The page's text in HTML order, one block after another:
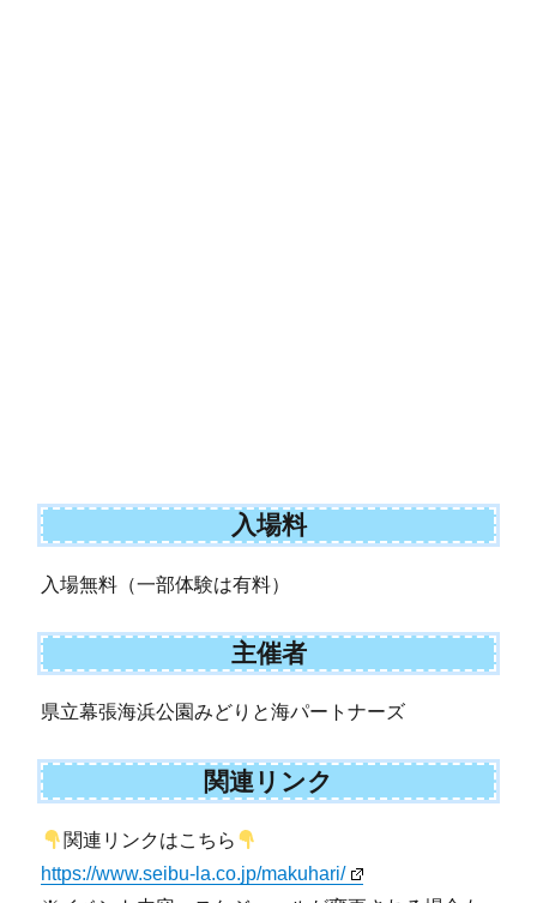
入場料
入場無料（一部体験は有料）
主催者
県立幕張海浜公園みどりと海パートナーズ
関連リンク
関連リンクはこちら
https://www.seibu-la.co.jp/makuhari/